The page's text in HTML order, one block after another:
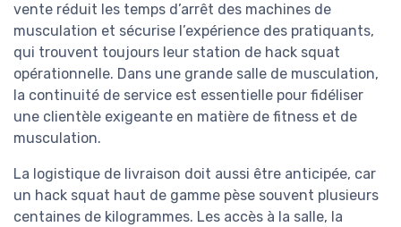
vente réduit les temps d’arrêt des machines de
musculation et sécurise l’expérience des pratiquants,
qui trouvent toujours leur station de hack squat
opérationnelle. Dans une grande salle de musculation,
la continuité de service est essentielle pour fidéliser
une clientèle exigeante en matière de fitness et de
musculation.
La logistique de livraison doit aussi être anticipée, car
un hack squat haut de gamme pèse souvent plusieurs
centaines de kilogrammes. Les accès à la salle, la